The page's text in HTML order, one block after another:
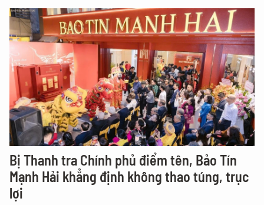
Bị Thanh tra Chính phủ điểm tên, Bảo Tín
Mạnh Hải khẳng định không thao túng, trục
lợi